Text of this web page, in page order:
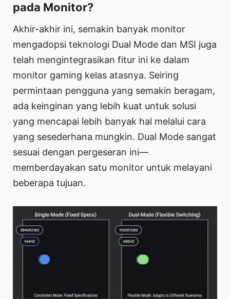
pada Monitor?
Akhir-akhir ini, semakin banyak monitor
mengadopsi teknologi Dual Mode dan MSI juga
telah mengintegrasikan fitur ini ke dalam
monitor gaming kelas atasnya. Seiring
permintaan pengguna yang semakin beragam,
ada keinginan yang lebih kuat untuk solusi
yang mencapai lebih banyak hal melalui cara
yang sesederhana mungkin. Dual Mode sangat
sesuai dengan pergeseran ini—
memberdayakan satu monitor untuk melayani
beberapa tujuan.